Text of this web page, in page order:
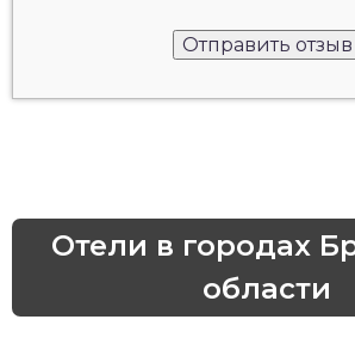
Отели в городах
области